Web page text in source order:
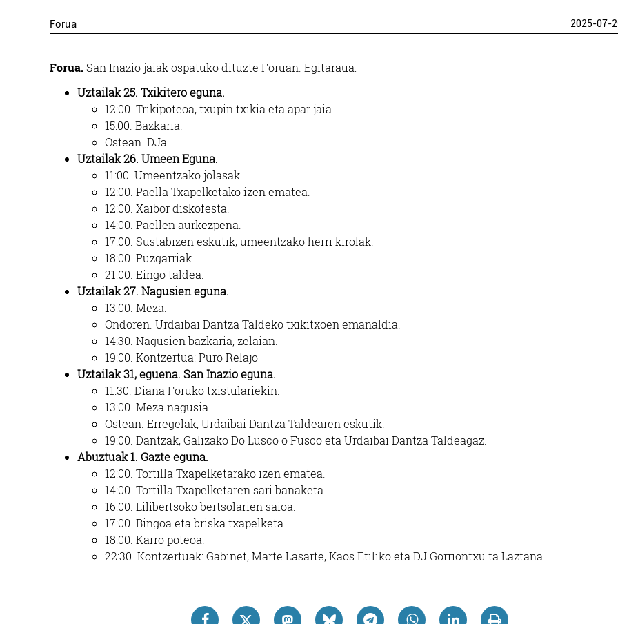
Forua 2025-07-
Forua.San Inazio jaiak ospatuko dituzte Foruan. Egitaraua:
Uztailak 25. Txikitero eguna.
12:00. Trikipoteoa, txupin txikia eta apar jaia.
15:00. Bazkaria.
Ostean. DJa.
Uztailak 26. Umeen Eguna.
11:00. Umeentzako jolasak.
12:00. Paella Txapelketako izen ematea.
12:00. Xaibor diskofesta.
14:00. Paellen aurkezpena.
17:00. Sustabizen eskutik, umeentzako herri kirolak.
18:00. Puzgarriak.
21:00. Eingo taldea.
Uztailak 27. Nagusien eguna.
13:00. Meza.
Ondoren. Urdaibai Dantza Taldeko txikitxoen emanaldia.
14:30. Nagusien bazkaria, zelaian.
19:00. Kontzertua: Puro Relajo
Uztailak 31, eguena. San Inazio eguna.
11:30. Diana Forukotxistulariekin.
13:00. Meza nagusia.
Ostean . Erregelak, Urdaibai Dantza Taldearen eskutik.
19:00. Dantzak, Galizako DoLusco o Fusco eta Urdaibai Dantza Taldeagaz.
Abuztuak 1. Gazte eguna.
12:00. Tortilla Txapelketarako izen ematea.
14:00. Tortilla Txapelketaren sari banaketa.
16:00. Lilibertsoko bertsolarien saioa.
17:00 . Bingoa eta briska txapelketa.
18:00. Karro poteoa
22:30. Kontzertuak: Gabinet, Marte Lasarte, Kaos Etiliko eta DJ Gorriontxu ta Laztana.